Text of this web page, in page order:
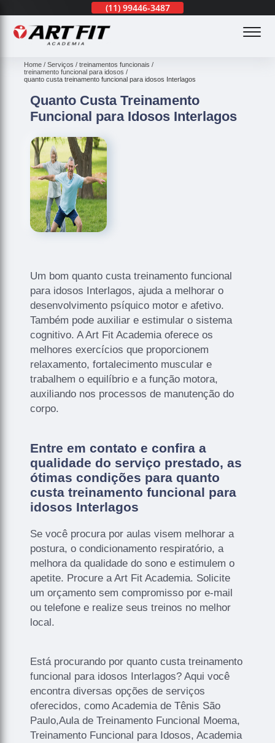
(11)99446-3487
Home Serviços
treinamentos funcionais
treinamento funcional para idosos
quanto custa treinamento funcional para idosos Interlagos
Quanto Custa Treinamento
Funcional para Idosos Interlagos
Um bom quanto custa treinamento funcional
para idosos Interlagos, ajuda a melhorar o
desenvolvimento psíquico motor e afetivo.
Também pode auxiliar e estimular o sistema
cognitivo. A Art Fit Academia oferece os
melhores exercícios que proporcionem
relaxamento, fortalecimento muscular e
trabalhem o equilíbrio e a função motora,
auxiliando nos processos de manutenção do
corpo.
Entre em contato e confira a
qualidade do serviço prestado, as
ótimas condições para quanto
custa treinamento funcional para
idosos Interlagos
Se você procura por aulas visem melhorar a
postura, o condicionamento respiratório, a
melhora da qualidade do sono e estimulem o
apetite. Procure a Art Fit Academia. Solicite
um orçamento sem compromisso por e-mail
ou telefone e realize seus treinos no melhor
local.
Está procurando por quanto custa treinamento
funcional para idosos Interlagos? Aqui você
encontra diversas opções de serviços
oferecidos, como Academia de Tênis São
Paulo,Aula de Treinamento Funcional Moema,
Treinamento Funcional para Idosos, Academia